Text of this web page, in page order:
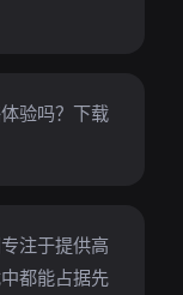
验吗？下载
注于提供高
都能占据先